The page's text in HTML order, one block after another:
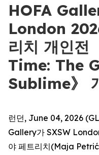
HOFA
London
리치 개인
Time: The
Sublime》
런던, June 04, 2026
Gallery가 SXSW
야 페트리치(Maja